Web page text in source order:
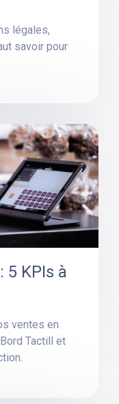
légales,
savoir pour
5 KPIs à
ventes en
Tactill et